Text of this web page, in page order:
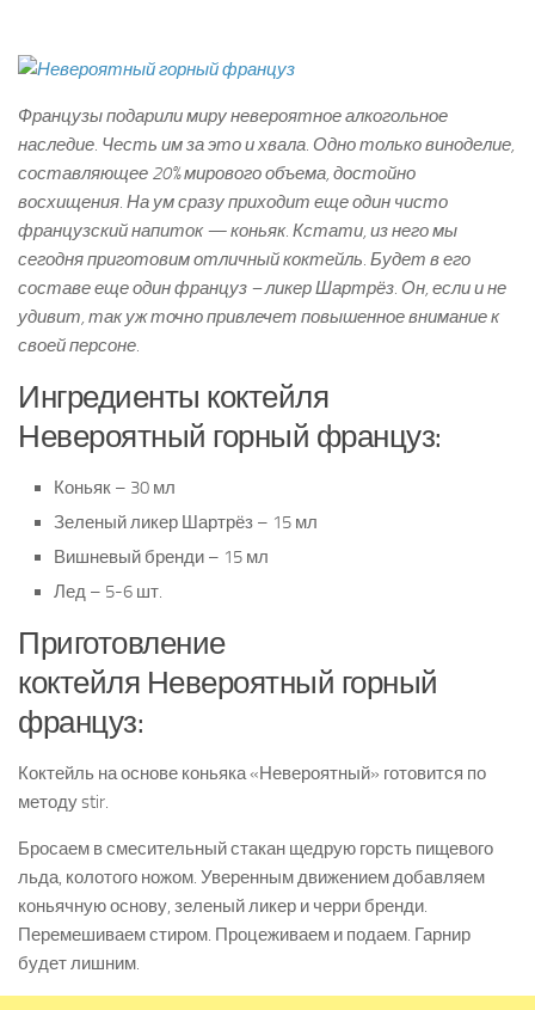
Французы подарили миру невероятное алкогольное
наследие. Честь им за это и хвала. Одно только виноделие,
составляющее 20% мирового объема, достойно
восхищения. На ум сразу приходит еще один чисто
французский напиток — коньяк. Кстати, из него мы
сегодня приготовим отличный коктейль. Будет в его
составе еще один француз – ликер Шартрёз. Он, если и не
удивит, так уж точно привлечет повышенное внимание к
своей персоне.
Ингредиенты коктейля
Невероятный горный француз:
Коньяк – 30 мл
Зеленый ликер Шартрёз – 15 мл
Вишневый бренди – 15 мл
Лед – 5-6 шт.
Приготовление
коктейля Невероятный горный
француз:
Коктейль на основе коньяка «Невероятный» готовится по
методу stir.
Бросаем в смесительный стакан щедрую горсть пищевого
льда, колотого ножом. Уверенным движением добавляем
коньячную основу, зеленый ликер и черри бренди.
Перемешиваем стиром. Процеживаем и подаем. Гарнир
будет лишним.